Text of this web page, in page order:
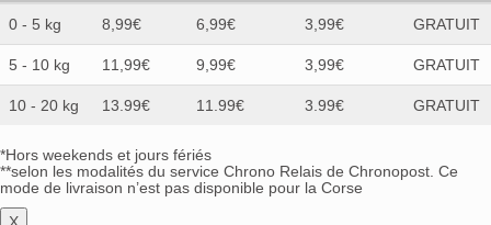
0 - 5 kg 8,99€ 6,99€ 3,99€ GRATUIT
5 - 10 kg 11,99€ 9,99€ 3,99€ GRATUIT
10 - 20 kg 13.99€ 11.99€ 3.99€ GRATUIT
*Hors weekends et jours fériés
**selon les modalités du service Chrono Relais de Chronopost. Ce
mode de livraison n’est pas disponible pour la Corse